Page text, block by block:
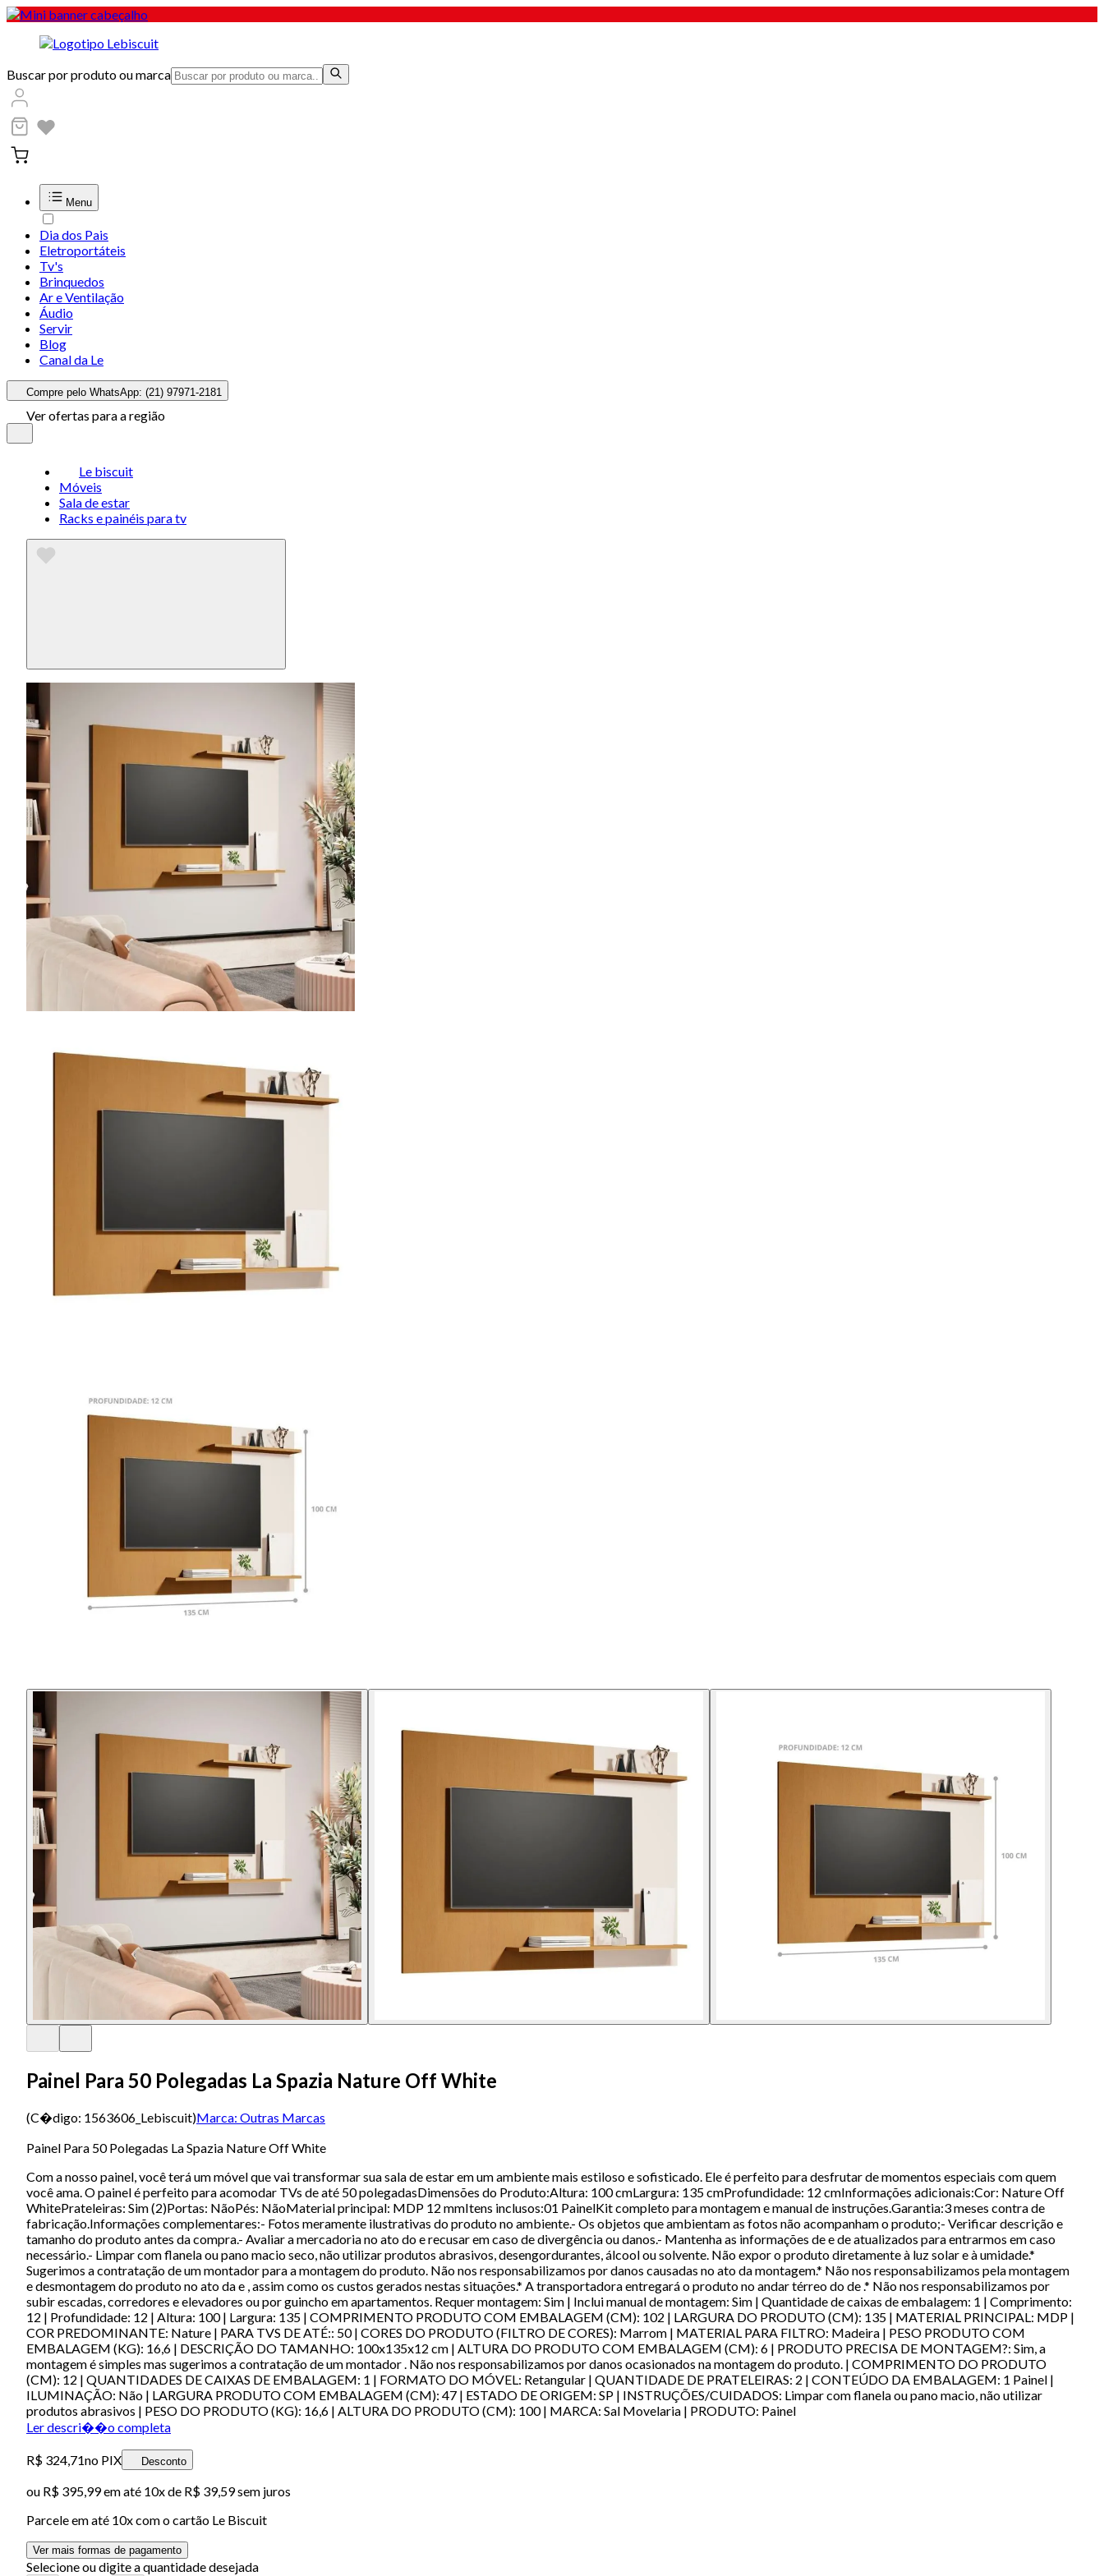
Buscar por produto ou marca
Menu
Dia dos Pais
Eletroportáteis
Tv's
Brinquedos
Ar e Ventilação
Áudio
Servir
Blog
Canal da Le
Compre pelo WhatsApp: (21) 97971-2181
Ver ofertas para a região
Le biscuit
Móveis
Sala de estar
Racks e painéis para tv
Painel Para 50 Polegadas La Spazia Nature Off White
(C�digo: 1563606_Lebiscuit)Marca: Outras Marcas
Painel Para 50 Polegadas La Spazia Nature Off White
Com a nosso painel, você terá um móvel que vai transformar sua sala de estar em um ambiente mais estiloso e sofisticado. Ele é perfeito para desfrutar de momentos especiais com quem
você ama. O painel é perfeito para acomodar TVs de até 50 polegadasDimensões do Produto:Altura: 100 cmLargura: 135 cmProfundidade: 12 cmInformações adicionais:Cor: Nature Off
WhitePrateleiras: Sim (2)Portas: NãoPés: NãoMaterial principal: MDP 12 mmItens inclusos:01 PainelKit completo para montagem e manual de instruções.Garantia:3 meses contra de
fabricação.Informações complementares:- Fotos meramente ilustrativas do produto no ambiente.- Os objetos que ambientam as fotos não acompanham o produto;- Verificar descrição e
tamanho do produto antes da compra.- Avaliar a mercadoria no ato do e recusar em caso de divergência ou danos.- Mantenha as informações de e de atualizados para entrarmos em caso
necessário.- Limpar com flanela ou pano macio seco, não utilizar produtos abrasivos, desengordurantes, álcool ou solvente. Não expor o produto diretamente à luz solar e à umidade.*
Sugerimos a contratação de um montador para a montagem do produto. Não nos responsabilizamos por danos causadas no ato da montagem.* Não nos responsabilizamos pela montagem
e desmontagem do produto no ato da e , assim como os custos gerados nestas situações.* A transportadora entregará o produto no andar térreo do de .* Não nos responsabilizamos por
subir escadas, corredores e elevadores ou por guincho em apartamentos. Requer montagem: Sim | Inclui manual de montagem: Sim | Quantidade de caixas de embalagem: 1 | Comprimento:
12 | Profundidade: 12 | Altura: 100 | Largura: 135 | COMPRIMENTO PRODUTO COM EMBALAGEM (CM): 102 | LARGURA DO PRODUTO (CM): 135 | MATERIAL PRINCIPAL: MDP |
COR PREDOMINANTE: Nature | PARA TVS DE ATÉ:: 50 | CORES DO PRODUTO (FILTRO DE CORES): Marrom | MATERIAL PARA FILTRO: Madeira | PESO PRODUTO COM
EMBALAGEM (KG): 16,6 | DESCRIÇÃO DO TAMANHO: 100x135x12 cm | ALTURA DO PRODUTO COM EMBALAGEM (CM): 6 | PRODUTO PRECISA DE MONTAGEM?: Sim, a
montagem é simples mas sugerimos a contratação de um montador . Não nos responsabilizamos por danos ocasionados na montagem do produto. | COMPRIMENTO DO PRODUTO
(CM): 12 | QUANTIDADES DE CAIXAS DE EMBALAGEM: 1 | FORMATO DO MÓVEL: Retangular | QUANTIDADE DE PRATELEIRAS: 2 | CONTEÚDO DA EMBALAGEM: 1 Painel |
ILUMINAÇÃO: Não | LARGURA PRODUTO COM EMBALAGEM (CM): 47 | ESTADO DE ORIGEM: SP | INSTRUÇÕES/CUIDADOS: Limpar com flanela ou pano macio, não utilizar
produtos abrasivos | PESO DO PRODUTO (KG): 16,6 | ALTURA DO PRODUTO (CM): 100 | MARCA: Sal Movelaria | PRODUTO: Painel
Ler descri��o completa
R$ 324,71no PIX Desconto
ou R$ 395,99em até 10x de R$ 39,59 sem juros
Parcele em até 10x com o cartão Le Biscuit
Ver mais formas de pagamento
Selecione ou digite a quantidade desejada